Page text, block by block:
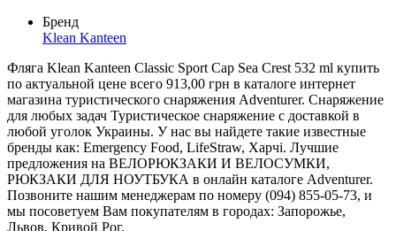
Бренд
Klean Kanteen
Фляга Klean Kanteen Classic Sport Cap Sea Crest 532 ml купить
по актуальной цене всего 913,00 грн в каталоге интернет
магазина туристического снаряжения Adventurer. Снаряжение
для любых задач Туристическое снаряжение с доставкой в
любой уголок Украины. У нас вы найдете такие известные
бренды как: Emergency Food, LifeStraw, Харчі. Лучшие
предложения на ВЕЛОРЮКЗАКИ И ВЕЛОСУМКИ,
РЮКЗАКИ ДЛЯ НОУТБУКА в онлайн каталоге Adventurer.
Позвоните нашим менеджерам по номеру (094) 855-05-73, и
мы посоветуем Вам покупателям в городах: Запорожье,
Львов, Кривой Рог.